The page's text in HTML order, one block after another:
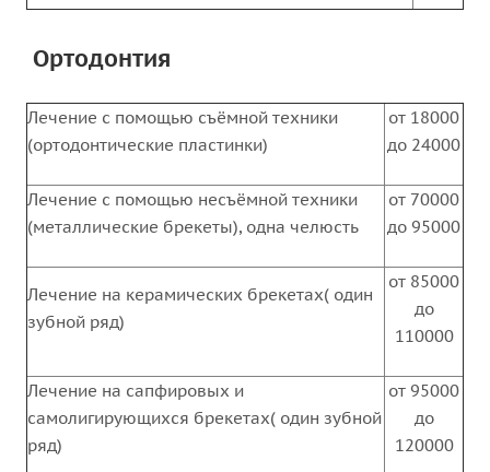
Ортодонтия
Лечение с помощью съёмной техники
(ортодонтические пластинки)
от 18000
до 24000
Лечение с помощью несъёмной техники
(металлические брекеты), одна челюсть
от 70000
до 95000
Лечение на керамических брекетах( один
зубной ряд)
от 85000
до
110000
Лечение на сапфировых и
самолигирующихся брекетах( один зубной
ряд)
от 95000
до
120000